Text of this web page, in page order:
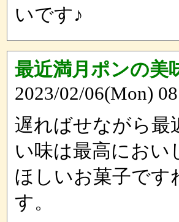
いです♪
最近満月ポンの美
2023/02/06(Mon)
遅ればせながら最
い味は最高におい
ほしいお菓子です
す。